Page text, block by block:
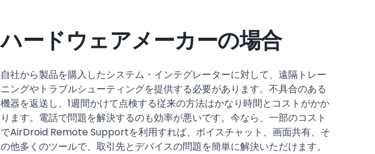
ハードウェアメーカーの場合
自社から製品を購入したシステム・インテグレーターに対して、遠隔トレー
ニングやトラブルシューティングを提供する必要があります。不具合のある
機器を返送し、1週間かけて点検する従来の方法はかなり時間とコストがかか
ります。電話で問題を解決するのも効率が悪いです。今なら、一部のコスト
でAirDroid Remote Supportを利用すれば、ボイスチャット、画面共有、そ
の他多くのツールで、取引先とデバイスの問題を簡単に解決いただけます。